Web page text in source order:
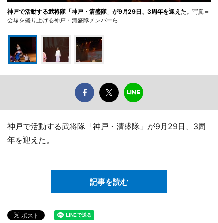
神戸で活動する武将隊「神戸・清盛隊」が9月29日、3周年を迎えた。 写真＝
会場を盛り上げる神戸・清盛隊メンバーら
神戸で活動する武将隊「神戸・清盛隊」が9月29日、3周
年を迎えた。
記事を読む